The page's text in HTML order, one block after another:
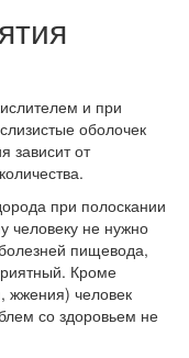
и при
оболочек
зависит от
при полоскании
человеку не нужно
пищевода,
Кроме
жжения) человек
со здоровьем не